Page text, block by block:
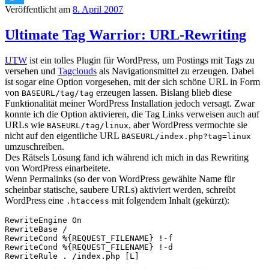
Twitter
Veröffentlicht am 8. April 2007
Ultimate Tag Warrior: URL-Rewriting
UTW ist ein tolles Plugin für WordPress, um Postings mit Tags zu
versehen und Tagclouds als Navigationsmittel zu erzeugen. Dabei
ist sogar eine Option vorgesehen, mit der sich schöne URL in Form
von BASEURL/tag/tag erzeugen lassen. Bislang blieb diese
Funktionalität meiner WordPress Installation jedoch versagt. Zwar
konnte ich die Option aktivieren, die Tag Links verweisen auch auf
URLs wie BASEURL/tag/linux, aber WordPress vermochte sie
nicht auf den eigentliche URL BASEURL/index.php?tag=linux
umzuschreiben.
Des Rätsels Lösung fand ich während ich mich in das Rewriting
von WordPress einarbeitete.
Wenn Permalinks (so der von WordPress gewählte Name für
scheinbar statische, saubere URLs) aktiviert werden, schreibt
WordPress eine .htaccess mit folgendem Inhalt (gekürzt):
RewriteEngine On
RewriteBase /
RewriteCond %{REQUEST_FILENAME} !-f
RewriteCond %{REQUEST_FILENAME} !-d